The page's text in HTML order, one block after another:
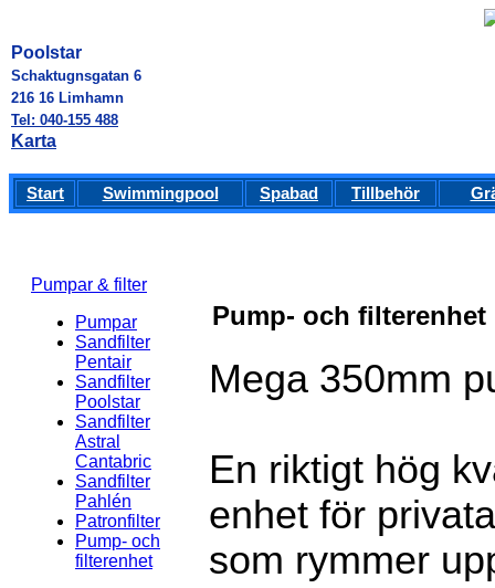
Poolstar
Schaktugnsgatan 6
216 16 Limhamn
Tel: 040-155 488
Karta
Start Swimmingpool Spabad Tillbehör
Pumpar & filter
Pumpar
Sandfilter
Pentair
Sandfilter
Poolstar
Sandfilter
Astral
Cantabric
Sandfilter
Pahlén
Patronfilter
Pump- och
filterenhet
Pump- och filterenhet
Mega 350mm
En riktigt hög
enhet för
som rymmer